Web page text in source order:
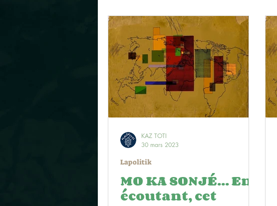
MO KA SONJÉ... En
écoutant, cet
Lapolitik
KAZ TOTI
30 mars 2023